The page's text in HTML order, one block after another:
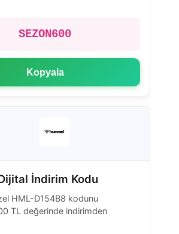
SEZON600
Kopyala
İndirim Kodu
HML-D154B8 kodunu
TL değerinde indirimden